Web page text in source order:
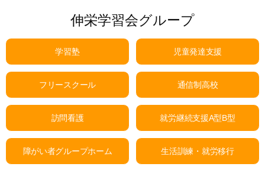
伸栄学習会グループ
学習塾 児童発達支援
フリースクール 通信制高校
訪問看護 就労継続支援A型B型
障がい者グループホーム 生活訓練・就労移行